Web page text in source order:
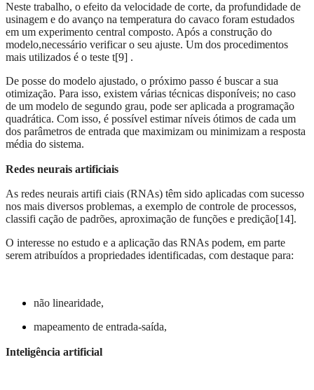
Neste trabalho, o efeito da velocidade de corte, da profundidade de
usinagem e do avanço na temperatura do cavaco foram estudados
em um experimento central composto. Após a construção do
modelo,necessário verificar o seu ajuste. Um dos procedimentos
mais utilizados é o teste t[9] .
De posse do modelo ajustado, o próximo passo é buscar a sua
otimização. Para isso, existem várias técnicas disponíveis; no caso
de um modelo de segundo grau, pode ser aplicada a programação
quadrática. Com isso, é possível estimar níveis ótimos de cada um
dos parâmetros de entrada que maximizam ou minimizam a resposta
média do sistema.
Redes neurais artificiais
As redes neurais artifi ciais (RNAs) têm sido aplicadas com sucesso
nos mais diversos problemas, a exemplo de controle de processos,
classifi cação de padrões, aproximação de funções e predição[14].
O interesse no estudo e a aplicação das RNAs podem, em parte
serem atribuídos a propriedades identificadas, com destaque para:
não linearidade,
mapeamento de entrada-saída,
Inteligência artificial